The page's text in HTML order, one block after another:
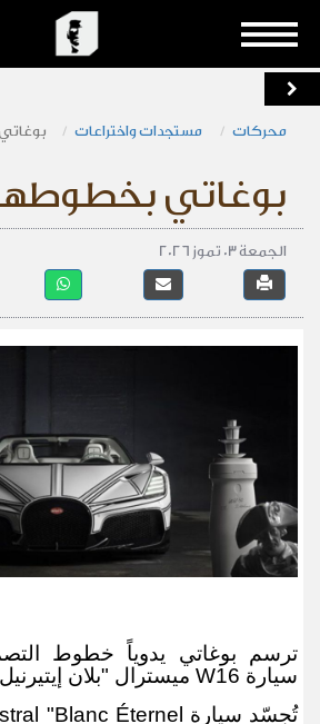
محركات مستجدات واختراعات
بوغاتي بخطوطها
الجمعة 03 تموز 2026
ترسم بوغاتي يدوياً خطوط
سيارة
ميسترال "بلان إيتيرنيل
تُجسّد سيارة "Blanc Éternel"